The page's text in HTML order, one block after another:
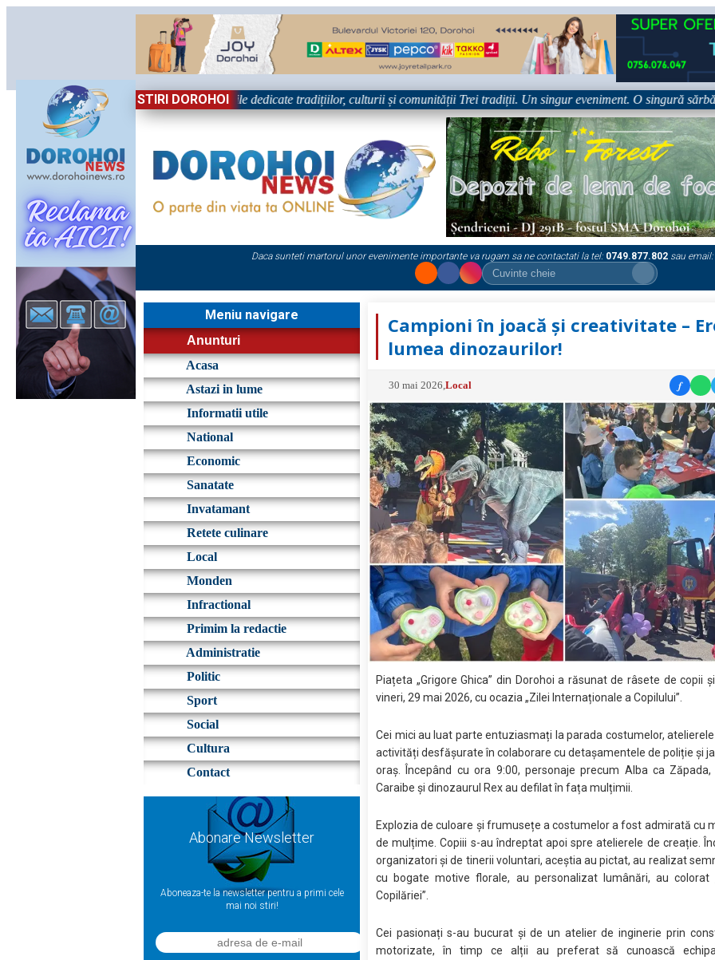
STIRI DOROHOI
„Dorohoiul, în Sărbătoare!” – trei zile dedicate tradițiilor, culturii și comunității Trei tradiții. Un singur eveniment. O singură sărbătoare!
Daca sunteti martorul unor evenimente importante va rugam sa ne contactati la tel: 0749.877.802 sau email:
Meniu navigare
Anunturi
Acasa
Astazi in lume
Informatii utile
National
Economic
Sanatate
Invatamant
Retete culinare
Local
Monden
Infractional
Primim la redactie
Administratie
Politic
Sport
Social
Cultura
Contact
Abonare Newsletter
Aboneaza-te la newsletter pentru a primi cele
mai noi stiri!
Campioni în joacă și creativitate –
lumea dinozaurilor!
30 mai 2026 ,Local f
Piațeta „Grigore Ghica” din Dorohoi a răsunat de râsete de copii
vineri, 29 mai 2026, cu ocazia „Zilei Internaționale a Copilului”.
Cei mici au luat parte entuziasmați la parada costumelor,
activități desfășurate în colaborare cu detașamentele de poliție și
oraș. Începând cu ora 9:00, personaje precum Alba ca
Caraibe și dinozaurul Rex au defilat în fața mulțimii.
Explozia de culoare și frumusețe a costumelor a fost admirată cu
de mulțime. Copiii s-au îndreptat apoi spre atelierele de creație.
organizatori și de tinerii voluntari, aceștia au pictat, au realizat
cu bogate motive florale, au personalizat lumânări, au colorat
Copilăriei”.
Cei pasionați s-au bucurat și de un atelier de inginerie prin
motorizate, în timp ce alții au preferat să cunoască